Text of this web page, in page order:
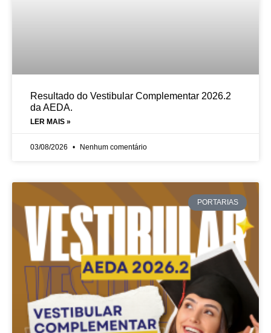
Resultado do Vestibular Complementar 2026.2
da AEDA.
LER MAIS »
03/08/2026 Nenhum comentário
PORTARIAS